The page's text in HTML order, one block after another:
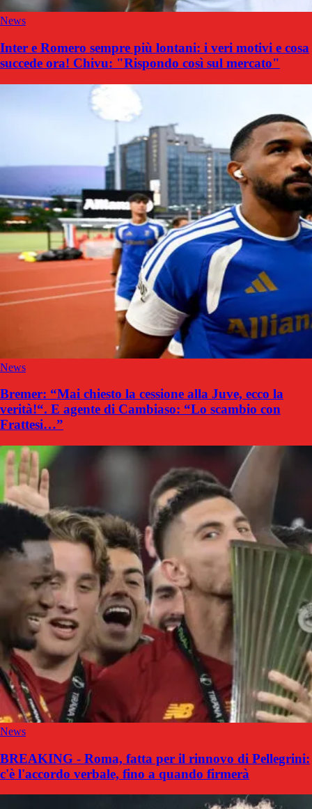
News
Inter e Romero sempre più lontani: i veri motivi e cosa
succede ora! Chivu: "Rispondo così sul mercato"
News
Bremer: “Mai chiesto la cessione alla Juve, ecco la
verità!“. E agente di Cambiaso: “Lo scambio con
Frattesi…”
News
BREAKING - Roma, fatta per il rinnovo di Pellegrini:
c'è l'accordo verbale, fino a quando firmerà